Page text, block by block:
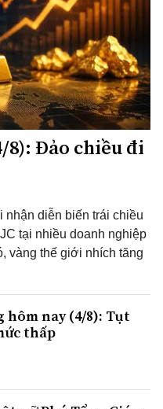
8): Đảo chiều đi
nhận diễn biến trái chiều
tại nhiều doanh nghiệp
vàng thế giới nhích tăng
hôm nay (4/8): Tụt
thấp